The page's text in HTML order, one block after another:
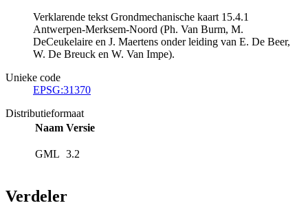
Verklarende tekst Grondmechanische kaart 15.4.1
Antwerpen-Merksem-Noord (Ph. Van Burm, M.
DeCeukelaire en J. Maertens onder leiding van E. De Beer,
W. De Breuck en W. Van Impe).
Unieke code
EPSG:31370
Distributieformaat
Naam Versie
GML 3.2
Verdeler